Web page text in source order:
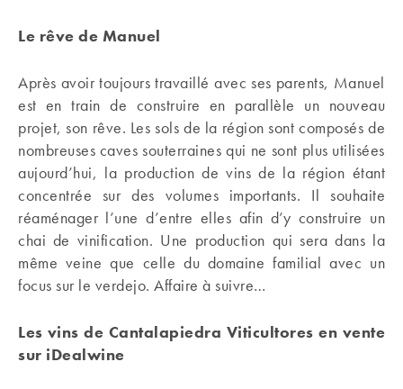
Le rêve de Manuel
Après avoir toujours travaillé avec ses parents, Manuel
est en train de construire en parallèle un nouveau
projet, son rêve. Les sols de la région sont composés de
nombreuses caves souterraines qui ne sont plus utilisées
aujourd’hui, la production de vins de la région étant
concentrée sur des volumes importants. Il souhaite
réaménager l’une d’entre elles afin d’y construire un
chai de vinification. Une production qui sera dans la
même veine que celle du domaine familial avec un
focus sur le verdejo. Affaire à suivre…
Les vins de Cantalapiedra Viticultores en vente
sur iDealwine